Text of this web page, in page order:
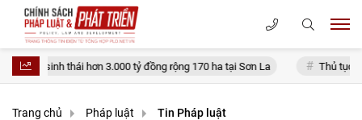
hơn 3.000 tỷ đồng rộng 170 ha tại Sơn La Thủ tục đính chính sổ
Trang chủ Pháp luật Tin Pháp luật